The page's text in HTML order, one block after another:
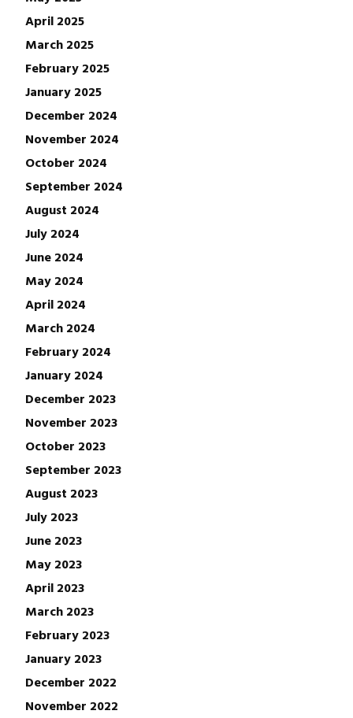
April 2025
March 2025
February 2025
January 2025
December 2024
November 2024
October 2024
September 2024
August 2024
July 2024
June 2024
May 2024
April 2024
March 2024
February 2024
January 2024
December 2023
November 2023
October 2023
September 2023
August 2023
July 2023
June 2023
May 2023
April 2023
March 2023
February 2023
January 2023
December 2022
November 2022